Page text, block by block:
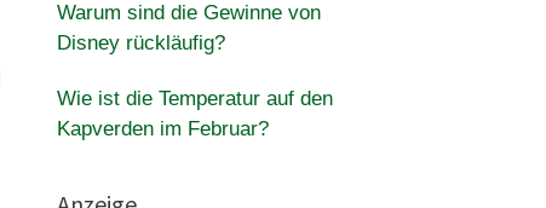
Warum sind die Gewinne von
Disney rückläufig?
Wie ist die Temperatur auf den
Kapverden im Februar?